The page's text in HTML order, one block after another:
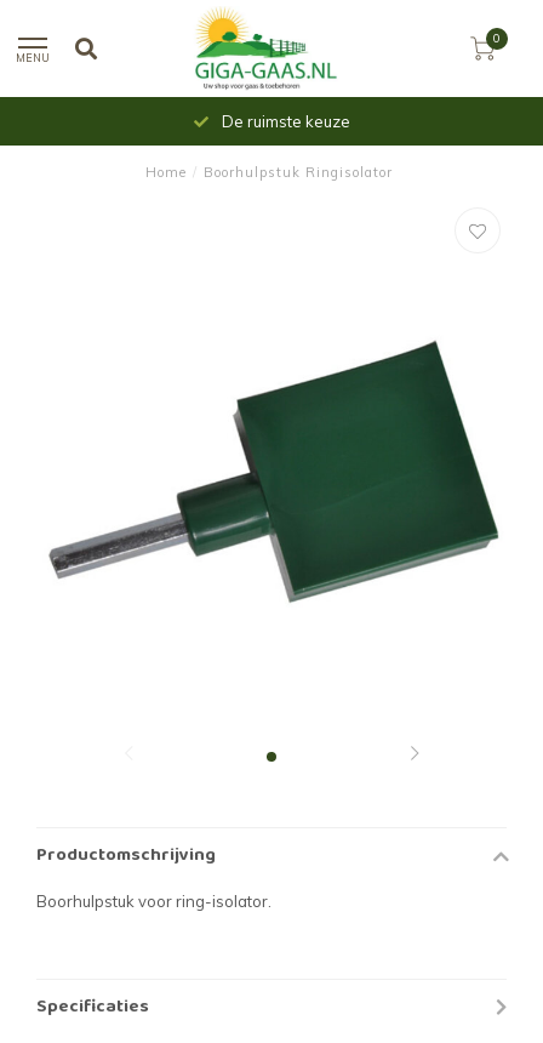
MENU
0
De ruimste keuze
Home / Boorhulpstuk Ringisolator
Productomschrijving
Boorhulpstuk voor ring-isolator.
Specificaties